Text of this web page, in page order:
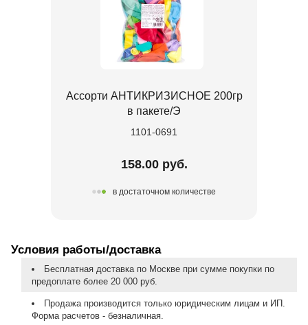
Ассорти АНТИКРИЗИСНОЕ 200гр
в пакете/Э
1101-0691
158.00 руб.
в достаточном количестве
Условия работы/доставка
Бесплатная доставка по Москве при сумме покупки по
предоплате более 20 000 руб.
Продажа производится только юридическим лицам и ИП.
Форма расчетов - безналичная.